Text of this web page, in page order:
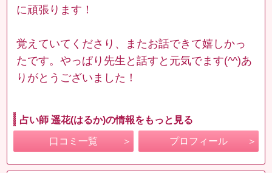
に頑張ります！
覚えていてくださり、またお話できて嬉しかっ
たです。やっぱり先生と話すと元気でます(^^)あ
りがとうございました！
占い師 遥花(はるか)の情報をもっと見る
口コミ一覧 プロフィール